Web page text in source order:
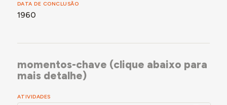
DATA DE CONCLUSÃO
1960
momentos-chave (clique abaixo para
mais detalhe)
ATIVIDADES